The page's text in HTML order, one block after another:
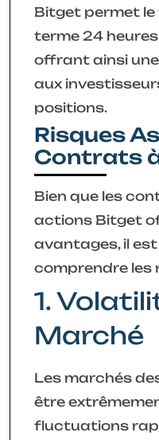
Bitget permet
terme 24 heures
offrant ainsi
aux
positions.
Risques
Contrats
Bien que les
actions Bitget
avantages, il
comprendre les
1.
Marché
Les marchés
être
fluctuations